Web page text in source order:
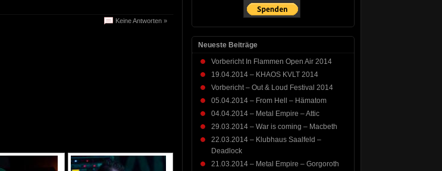
Keine Antworten »
Neueste Beiträge
Vorbericht In Flammen Open Air 2014
19.04.2014 – KHAOS KVLT 2014
Vorbericht – Out & Loud Festival 2014
05.04.2014 – From Hell – Hämatom
04.04.2014 – Metal Empire – Attic
29.03.2014 – War is coming – Macbeth
22.03.2014 – Klubhaus Saalfeld –
Deadlock
21.03.2014 – Metal Empire – Gorgoroth